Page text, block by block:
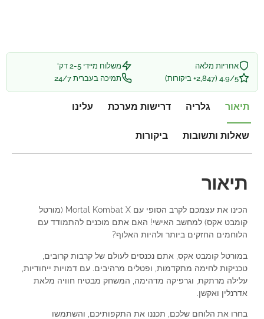
אחריות מלאה
משלוח מיידי 2-5 דק'
4.9/5 (2,847+ ביקורות)
תמיכה בעברית 24/7
תיאור גלריה דרישות מערכת עלינו
שאלות ותשובות ביקורות
תיאור
הכינו את עצמכם לקרב הסופי עם Mortal Kombat X (מורטל
קומבט אקס) למחשב האישי! האם אתם מוכנים להתמודד עם
הלוחמים החזקים ביותר ולהיות האלוף?
במורטל קומבט אקס, אתם נכנסים לעולם של קרבות קרובים,
טכניקות לחימה מתקדמות, ופטלים מרהיבים. עם דמויות ייחודיות,
עלילה מרתקת, וגרפיקה מדהימה, המשחק מבטיח חוויה מלאת
אדרנלין ואקשן.
בחרו את הלוחם שלכם, תכננו את התקפותיכם, והשתמשו